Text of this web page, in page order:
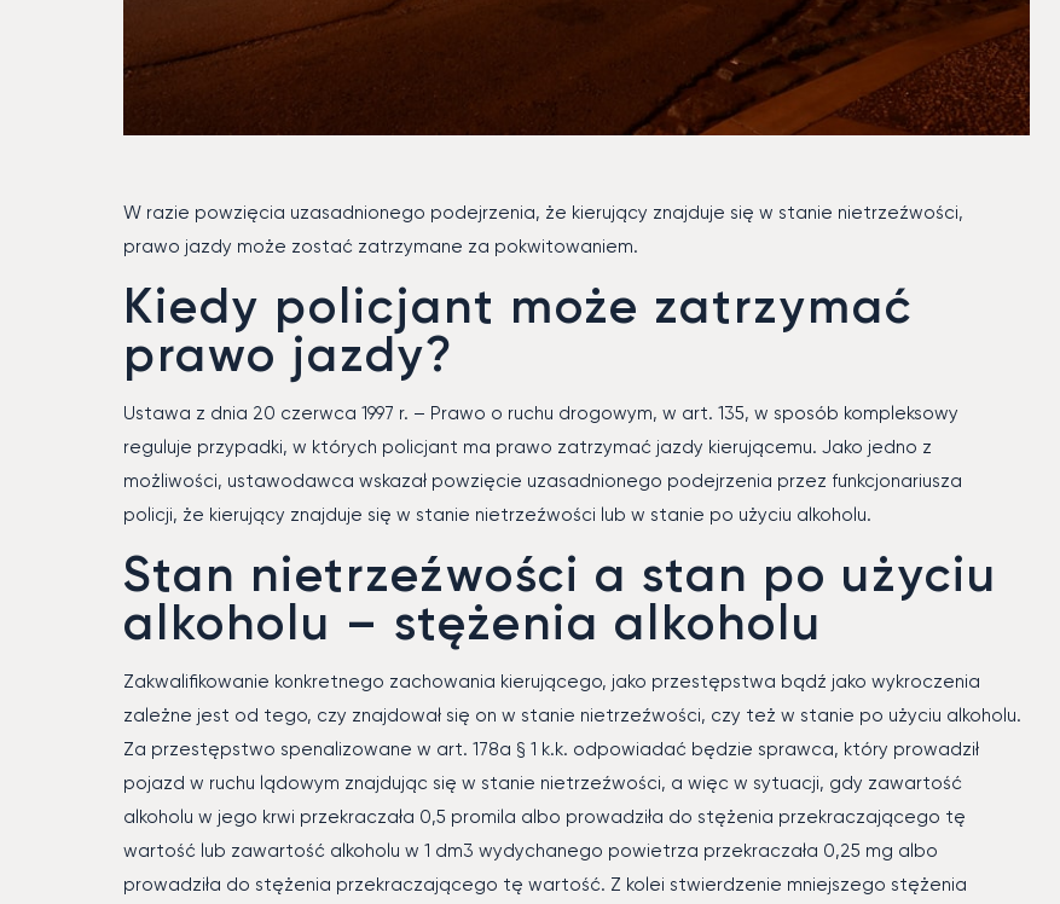
W razie powzięcia uzasadnionego podejrzenia, że kierujący znajduje się w stanie nietrzeźwości,
prawo jazdy może zostać zatrzymane za pokwitowaniem.
Kiedy policjant może zatrzymać
prawo jazdy?
Ustawa z dnia 20 czerwca 1997 r. – Prawo o ruchu drogowym, w art. 135, w sposób kompleksowy
reguluje przypadki, w których policjant ma prawo zatrzymać jazdy kierującemu. Jako jedno z
możliwości, ustawodawca wskazał powzięcie uzasadnionego podejrzenia przez funkcjonariusza
policji, że kierujący znajduje się w stanie nietrzeźwości lub w stanie po użyciu alkoholu.
Stan nietrzeźwości a stan po użyciu
alkoholu – stężenia alkoholu
Zakwalifikowanie konkretnego zachowania kierującego, jako przestępstwa bądź jako wykroczenia
zależne jest od tego, czy znajdował się on w stanie nietrzeźwości, czy też w stanie po użyciu alkoholu.
Za przestępstwo spenalizowane w art. 178a § 1 k.k. odpowiadać będzie sprawca, który prowadził
pojazd w ruchu lądowym znajdując się w stanie nietrzeźwości, a więc w sytuacji, gdy zawartość
alkoholu w jego krwi przekraczała 0,5 promila albo prowadziła do stężenia przekraczającego tę
wartość lub zawartość alkoholu w 1 dm3 wydychanego powietrza przekraczała 0,25 mg albo
prowadziła do stężenia przekraczającego tę wartość. Z kolei stwierdzenie mniejszego stężenia